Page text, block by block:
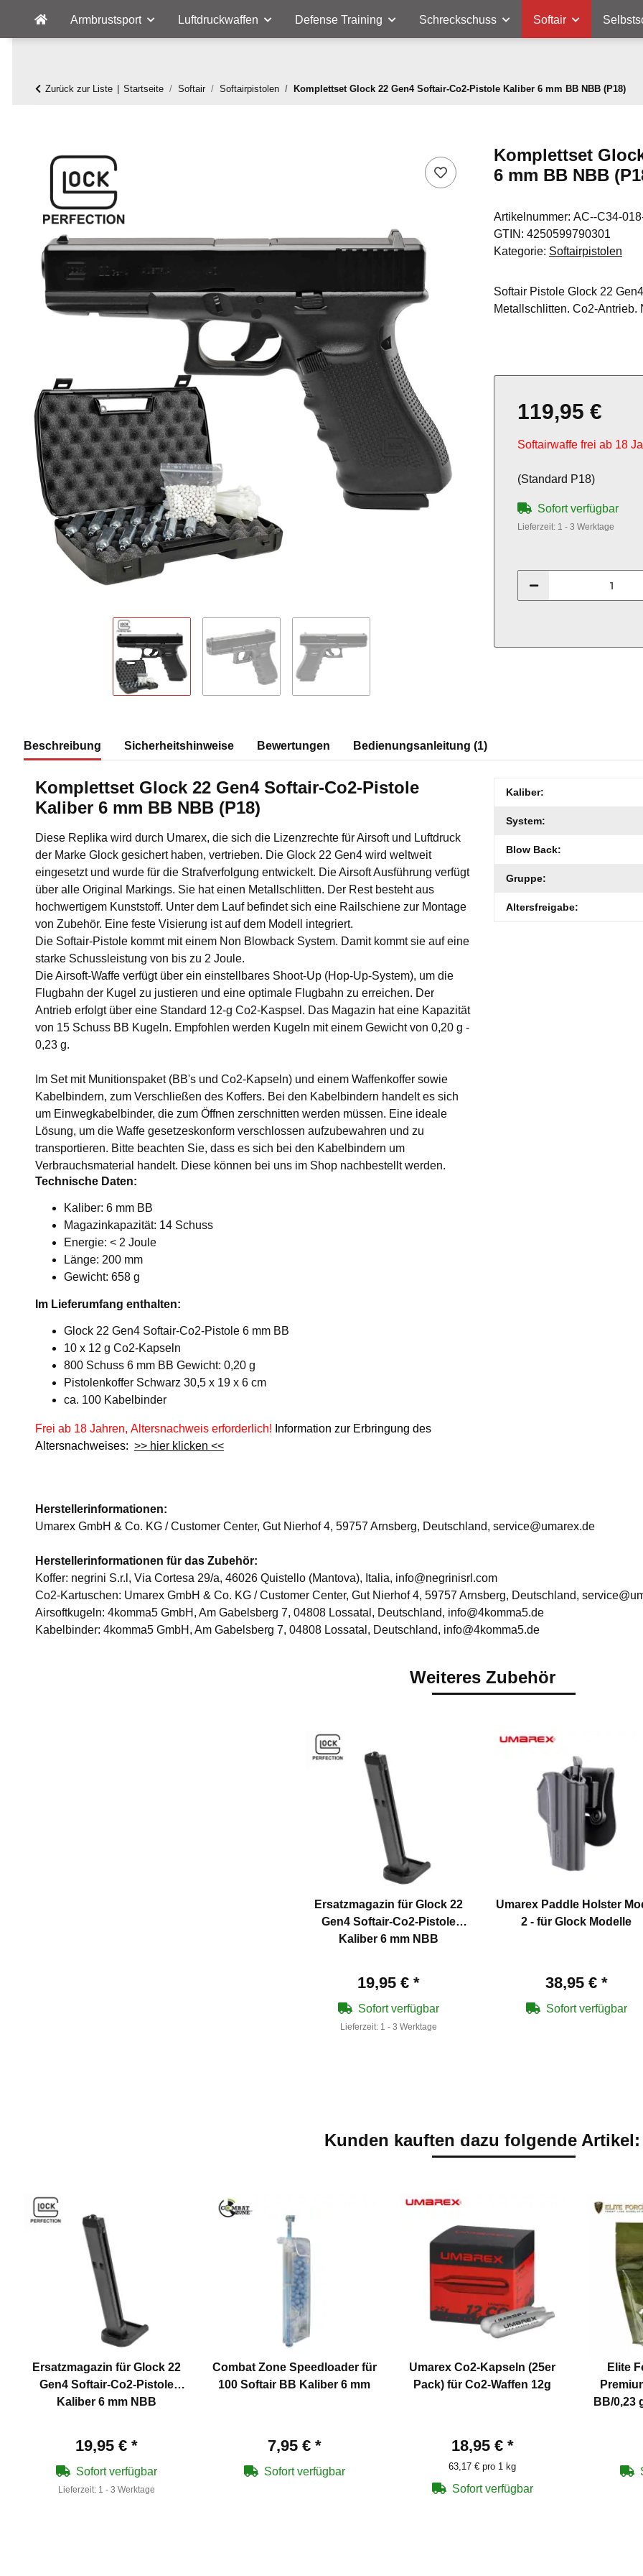
Armbrustsport Luftdruckwaffen Defense Training Schreckschuss Softair
Zurück zur Liste Startseite Softair Softairpistolen Komplettset Glock 22 Gen4 Softair-Co2-Pistole Kaliber 6 mm BB NBB (P18)
Komplettset
6 mm BB NBB
Artikelnummer: AC--C34-
GTIN: 4250599790301
Kategorie: Softairpistolen
Softair Pistole Glock 22
Metallschlitten. Co2-
119,95 €
Softairwaffe frei ab 18
(Standard P18)
Sofort verfügbar
Lieferzeit: 1 - 3 Werktage
Beschreibung Sicherheitshinweise Bewertungen Bedienungsanleitung (1)
Komplettset Glock 22 Gen4 Softair-Co2-Pistole
Kaliber 6 mm BB NBB (P18)
Diese Replika wird durch Umarex, die sich die Lizenzrechte für Airsoft und Luftdruck
der Marke Glock gesichert haben, vertrieben. Die Glock 22 Gen4 wird weltweit
eingesetzt und wurde für die Strafverfolgung entwickelt. Die Airsoft Ausführung verfügt
über alle Original Markings. Sie hat einen Metallschlitten. Der Rest besteht aus
hochwertigem Kunststoff. Unter dem Lauf befindet sich eine Railschiene zur Montage
von Zubehör. Eine feste Visierung ist auf dem Modell integriert.
Die Softair-Pistole kommt mit einem Non Blowback System. Damit kommt sie auf eine
starke Schussleistung von bis zu 2 Joule.
Die Airsoft-Waffe verfügt über ein einstellbares Shoot-Up (Hop-Up-System), um die
Flugbahn der Kugel zu justieren und eine optimale Flugbahn zu erreichen. Der
Antrieb erfolgt über eine Standard 12-g Co2-Kaspsel. Das Magazin hat eine Kapazität
von 15 Schuss BB Kugeln. Empfohlen werden Kugeln mit einem Gewicht von 0,20 g -
0,23 g.
Im Set mit Munitionspaket (BB's und Co2-Kapseln) und einem Waffenkoffer sowie
Kabelbindern, zum Verschließen des Koffers. Bei den Kabelbindern handelt es sich
um Einwegkabelbinder, die zum Öffnen zerschnitten werden müssen. Eine ideale
Lösung, um die Waffe gesetzeskonform verschlossen aufzubewahren und zu
transportieren. Bitte beachten Sie, dass es sich bei den Kabelbindern um
Verbrauchsmaterial handelt. Diese können bei uns im Shop nachbestellt werden.
Technische Daten:
Kaliber: 6 mm BB
Magazinkapazität: 14 Schuss
Energie: < 2 Joule
Länge: 200 mm
Gewicht: 658 g
Im Lieferumfang enthalten:
Glock 22 Gen4 Softair-Co2-Pistole 6 mm BB
10 x 12 g Co2-Kapseln
800 Schuss 6 mm BB Gewicht: 0,20 g
Pistolenkoffer Schwarz 30,5 x 19 x 6 cm
ca. 100 Kabelbinder
Frei ab 18 Jahren, Altersnachweis erforderlich! Information zur Erbringung des
Altersnachweises: >> hier klicken <<
Produkteigenschaft
Wert
Kaliber:
System:
Blow Back:
Gruppe:
Altersfreigabe:
Herstellerinformationen:
Umarex GmbH & Co. KG / Customer Center, Gut Nierhof 4, 59757 Arnsberg, Deutschland, service@umarex.de
Herstellerinformationen für das Zubehör:
Koffer: negrini S.r.l, Via Cortesa 29/a, 46026 Quistello (Mantova), Italia, info@negrinisrl.com
Co2-Kartuschen: Umarex GmbH & Co. KG / Customer Center, Gut Nierhof 4, 59757 Arnsberg, Deutschland,
Airsoftkugeln: 4komma5 GmbH, Am Gabelsberg 7, 04808 Lossatal, Deutschland, info@4komma5.de
Kabelbinder: 4komma5 GmbH, Am Gabelsberg 7, 04808 Lossatal, Deutschland, info@4komma5.de
Weiteres Zubehör
Ersatzmagazin für Glock 22
Gen4 Softair-Co2-Pistole
Kaliber 6 mm NBB
19,95 € *
Sofort verfügbar
Lieferzeit: 1 - 3 Werktage
Umarex Paddle Holster
2 - für Glock Modelle
38,95 € *
Sofort verfügbar
Kunden kauften dazu folgende Artikel:
Ersatzmagazin für Glock 22
Gen4 Softair-Co2-Pistole
Kaliber 6 mm NBB
19,95 € *
Sofort verfügbar
Lieferzeit: 1 - 3 Werktage
Combat Zone Speedloader für
100 Softair BB Kaliber 6 mm
7,95 € *
Sofort verfügbar
Umarex Co2-Kapseln (25er
Pack) für Co2-Waffen 12g
18,95 € *
63,17 € pro 1 kg
Sofort verfügbar
Elite
BB/0,23